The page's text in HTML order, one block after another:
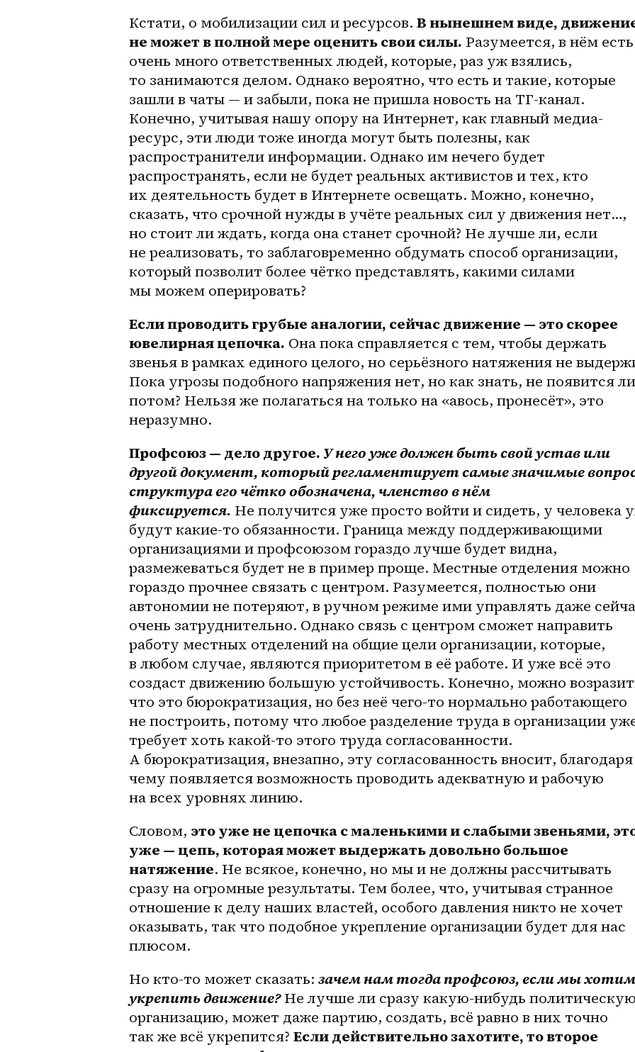
Кстати, о мобилизации сил и ресурсов. В нынешнем виде,
не может в полной мере оценить свои силы. Разумеется, в нём есть
очень много ответственных людей, которые, раз уж взялись,
то занимаются делом. Однако вероятно, что есть и такие, которые
зашли в чаты — и забыли, пока не пришла новость на ТГ-канал.
Конечно, учитывая нашу опору на Интернет, как главный медиа-
ресурс, эти люди тоже иногда могут быть полезны, как
распространители информации. Однако им нечего будет
распространять, если не будет реальных активистов и тех, кто
их деятельность будет в Интернете освещать. Можно, конечно,
сказать, что срочной нужды в учёте реальных сил у движения нет…,
но стоит ли ждать, когда она станет срочной? Не лучше ли, если
не реализовать, то заблаговременно обдумать способ организации,
который позволит более чётко представлять, какими силами
мы можем оперировать?
Если проводить грубые аналогии, сейчас движение — это скорее
ювелирная цепочка. Она пока справляется с тем, чтобы держать
звенья в рамках единого целого, но серьёзного натяжения не
Пока угрозы подобного напряжения нет, но как знать, не появится ли
потом? Нельзя же полагаться на только на «авось, пронесёт», это
неразумно.
Профсоюз — дело другое. У него уже должен быть свой устав или
другой документ, который регламентирует самые значимые
структура его чётко обозначена, членство в нём
фиксируется. Не получится уже просто войти и сидеть, у человека
будут какие-то обязанности. Граница между поддерживающими
организациями и профсоюзом гораздо лучше будет видна,
размежеваться будет не в пример проще. Местные отделения можно
гораздо прочнее связать с центром. Разумеется, полностью они
автономии не потеряют, в ручном режиме ими управлять даже
очень затруднительно. Однако связь с центром сможет направить
работу местных отделений на общие цели организации, которые,
в любом случае, являются приоритетом в её работе. И уже всё это
создаст движению большую устойчивость. Конечно, можно
что это бюрократизация, но без неё чего-то нормально работающего
не построить, потому что любое разделение труда в организации
требует хоть какой-то этого труда согласованности.
А бюрократизация, внезапно, эту согласованность вносит, благодаря
чему появляется возможность проводить адекватную и рабочую
на всех уровнях линию.
Словом, это уже не цепочка с маленькими и слабыми звеньями,
уже — цепь, которая может выдержать довольно большое
натяжение. Не всякое, конечно, но мы и не должны рассчитывать
сразу на огромные результаты. Тем более, что, учитывая странное
отношение к делу наших властей, особого давления никто не хочет
оказывать, так что подобное укрепление организации будет для нас
плюсом.
Но кто-то может сказать: зачем нам тогда профсоюз, если мы хотим
укрепить движение? Не лучше ли сразу какую-нибудь
организацию, может даже партию, создать, всё равно в них точно
так же всё укрепится? Если действительно захотите, то второе